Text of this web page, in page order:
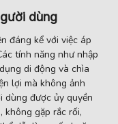
dùng
đáng kể với việc áp
tính năng như nhập
di động và chìa
lợi mà không ảnh
dùng được ủy quyền
gặp rắc rối,